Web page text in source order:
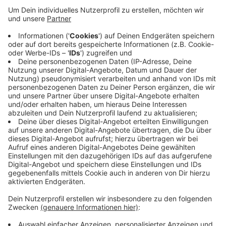
Die Deutsche Bahn will laut Stadt den Übergang
schließen - mit der Begründung: Er werde schon länger
nicht mehr benötigt. Die Stadt hat dagegen keine
Einwände und hält ihn ebenfalls für entbehrlich. Schon
vor fünf Jahren hatte ein Ausschuss der ersatzlosen
Aufhebung zugestimmt. Wann genau der Übergang
verschwindet, ist allerdings noch unklar.
Anzeige